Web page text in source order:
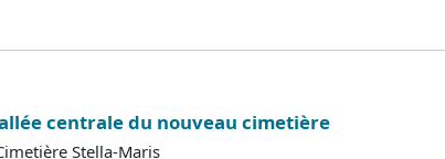
centrale du nouveau cimetière
Stella-Maris